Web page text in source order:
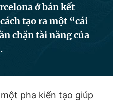
Liên hệ quảng cáo
0908 780 404
ở bán kết
tạo ra một “cái
chặn tài năng của
pha kiến tạo giúp